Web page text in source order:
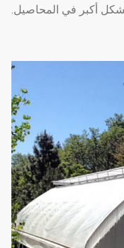
الساخن ،
اختياري
اختياري
وفقًا
اختياري
دفيئة
اختياري
اختياري
أكبر في المحاصيل.